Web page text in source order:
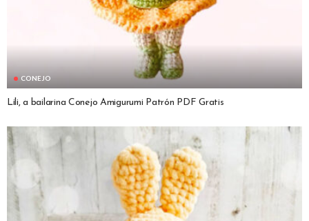
CONEJO
Lili, a bailarina Conejo Amigurumi Patrón PDF Gratis